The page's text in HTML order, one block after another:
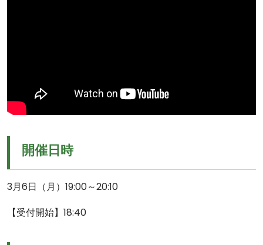
開催日時
3月6日（月）19:00～20:10
【受付開始】18:40